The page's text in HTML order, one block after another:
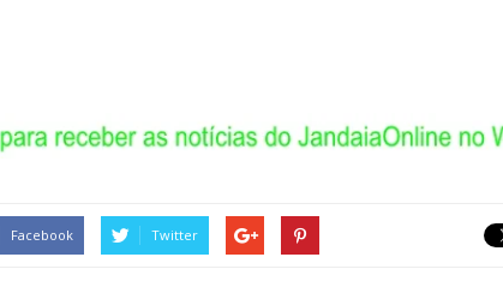
Facebook Twitter